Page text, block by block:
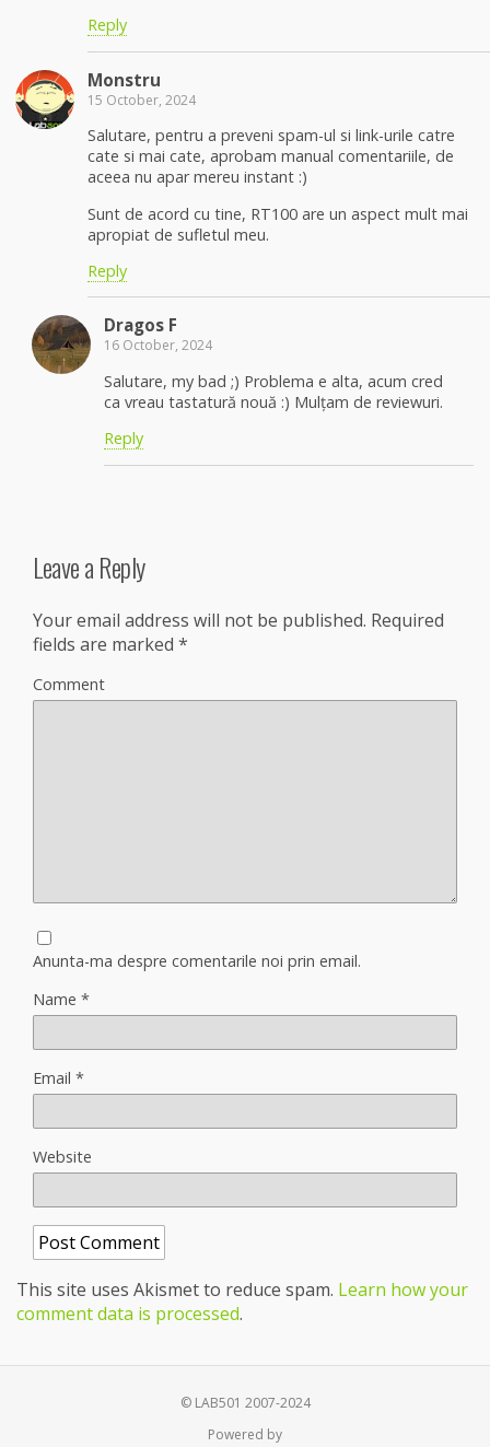
Reply
Monstru
15 October, 2024
Salutare, pentru a preveni spam-ul si link-urile catre
cate si mai cate, aprobam manual comentariile, de
aceea nu apar mereu instant :)
Sunt de acord cu tine, RT100 are un aspect mult mai
apropiat de sufletul meu.
Reply
Dragos F
16 October, 2024
Salutare, my bad ;) Problema e alta, acum cred
ca vreau tastatură nouă :) Mulțam de reviewuri.
Reply
Leave a Reply
Your email address will not be published. Required
fields are marked *
Comment
Anunta-ma despre comentarile noi prin email.
Name *
Email *
Website
This site uses Akismet to reduce spam. Learn how your
comment data is processed.
© LAB501 2007-2024
Powered by